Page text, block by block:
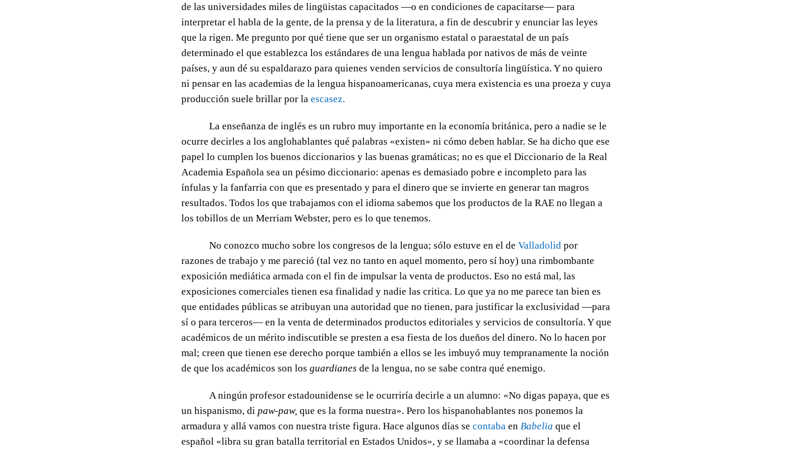
de las universidades miles de lingüistas capacitados —o en condiciones de capacitarse— para
interpretar el habla de la gente, de la prensa y de la literatura, a fin de descubrir y enunciar las leyes
que la rigen. Me pregunto por qué tiene que ser un organismo estatal o paraestatal de un país
determinado el que establezca los estándares de una lengua hablada por nativos de más de veinte
países, y aun dé su espaldarazo para quienes venden servicios de consultoría lingüística. Y no quiero
ni pensar en las academias de la lengua hispanoamericanas, cuya mera existencia es una proeza y cuya
producción suele brillar por la escasez.
La enseñanza de inglés es un rubro muy importante en la economía británica, pero a nadie se le
ocurre decirles a los anglohablantes qué palabras «existen» ni cómo deben hablar. Se ha dicho que ese
papel lo cumplen los buenos diccionarios y las buenas gramáticas; no es que el Diccionario de la Real
Academia Española sea un pésimo diccionario: apenas es demasiado pobre e incompleto para las
ínfulas y la fanfarria con que es presentado y para el dinero que se invierte en generar tan magros
resultados. Todos los que trabajamos con el idioma sabemos que los productos de la RAE no llegan a
los tobillos de un Merriam Webster, pero es lo que tenemos.
No conozco mucho sobre los congresos de la lengua; sólo estuve en el deValladolid por
razones de trabajo y me pareció (tal vez no tanto en aquel momento, pero sí hoy) una rimbombante
exposición mediática armada con el fin de impulsar la venta de productos. Eso no está mal, las
exposiciones comerciales tienen esa finalidad y nadie las critica. Lo que ya no me parece tan bien es
que entidades públicas se atribuyan una autoridad que no tienen, para justificar la exclusividad —para
sí o para terceros— en la venta de determinados productos editoriales y servicios de consultoría. Y que
académicos de un mérito indiscutible se presten a esa fiesta de los dueños del dinero. No lo hacen por
mal; creen que tienen ese derecho porque también a ellos se les imbuyó muy tempranamente la noción
de que los académicos son los guardianes de la lengua, no se sabe contra qué enemigo.
A ningún profesor estadounidense se le ocurriría decirle a un alumno: «No digas papaya, que es
un hispanismo, di paw-paw, que es la forma nuestra». Pero los hispanohablantes nos ponemos la
armadura y allá vamos con nuestra triste figura. Hace algunos días se contaba en Babelia que el
español «libra su gran batalla territorial en Estados Unidos», y se llamaba a «coordinar la defensa